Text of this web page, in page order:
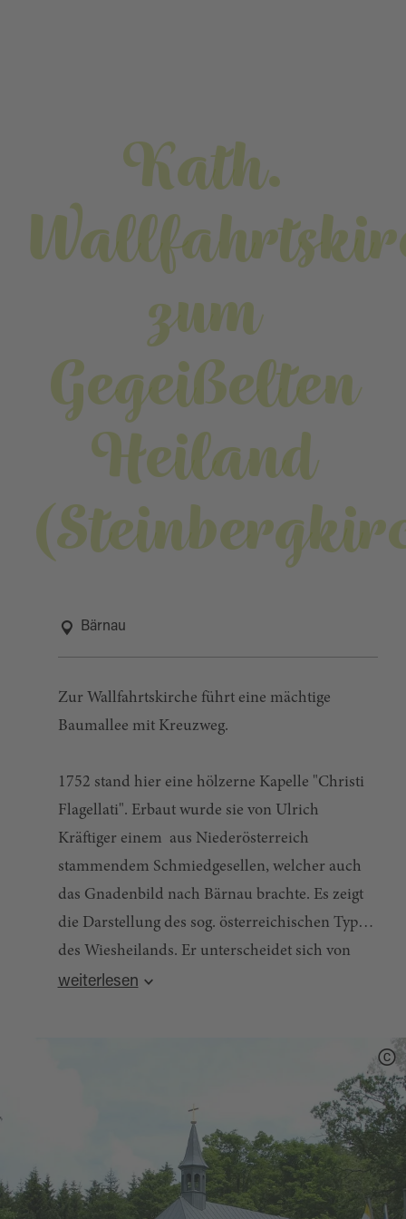
Kath.
zum
Gegeißelten
Heiland
Bärnau
Zur Wallfahrtskirche führt eine mächtige
Baumallee mit Kreuzweg.
1752 stand hier eine hölzerne Kapelle "Christi
Flagellati". Erbaut wurde sie von Ulrich
Kräftiger einem aus Niederösterreich
stammendem Schmiedgesellen, welcher auch
das Gnadenbild nach Bärnau brachte. Es zeigt
die Darstellung des sog. österreichischen Types
des Wiesheilands. Er unterscheidet sich von
dem in Steingaden daurch das goldene
anstelle der hölzernen Kaplle eine gemauerte zu
errichten. Diese wurde 1765-1768 vom
Baumeister Thomas Mühlmayer erbaut. Der
Bau wurde durch Spenden aus dem Opferstock
Quelle:destination.one
weiterlesen